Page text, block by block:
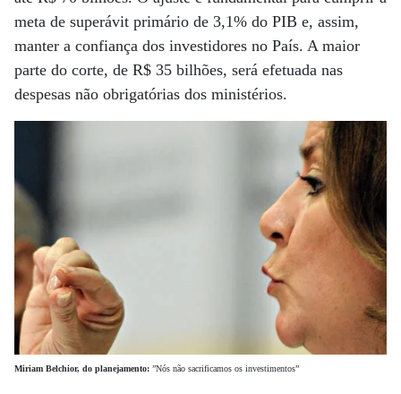
meta de superávit primário de 3,1% do PIB e, assim,
manter a confiança dos investidores no País. A maior
parte do corte, de R$ 35 bilhões, será efetuada nas
despesas não obrigatórias dos ministérios.
Miriam Belchior, do planejamento: ”Nós não sacrificamos os investimentos”